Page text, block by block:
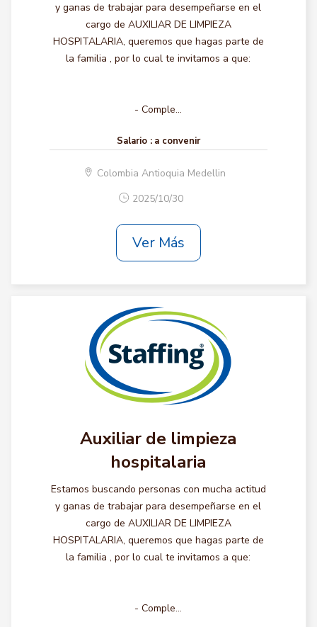
y ganas de trabajar para desempeñarse en el
cargo de AUXILIAR DE LIMPIEZA
HOSPITALARIA, queremos que hagas parte de
la familia , por lo cual te invitamos a que:
- Comple...
Salario : a convenir
Colombia Antioquia Medellin
2025/10/30
Ver Más
Auxiliar de limpieza
hospitalaria
Estamos buscando personas con mucha actitud
y ganas de trabajar para desempeñarse en el
cargo de AUXILIAR DE LIMPIEZA
HOSPITALARIA, queremos que hagas parte de
la familia , por lo cual te invitamos a que:
- Comple...